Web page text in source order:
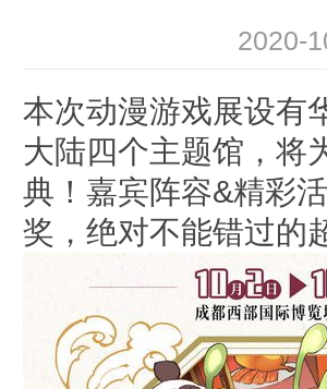
2020-
本次动漫游戏展设有
大陆四个主题馆，将
典！嘉宾阵容&精彩
奖，绝对不能错过的